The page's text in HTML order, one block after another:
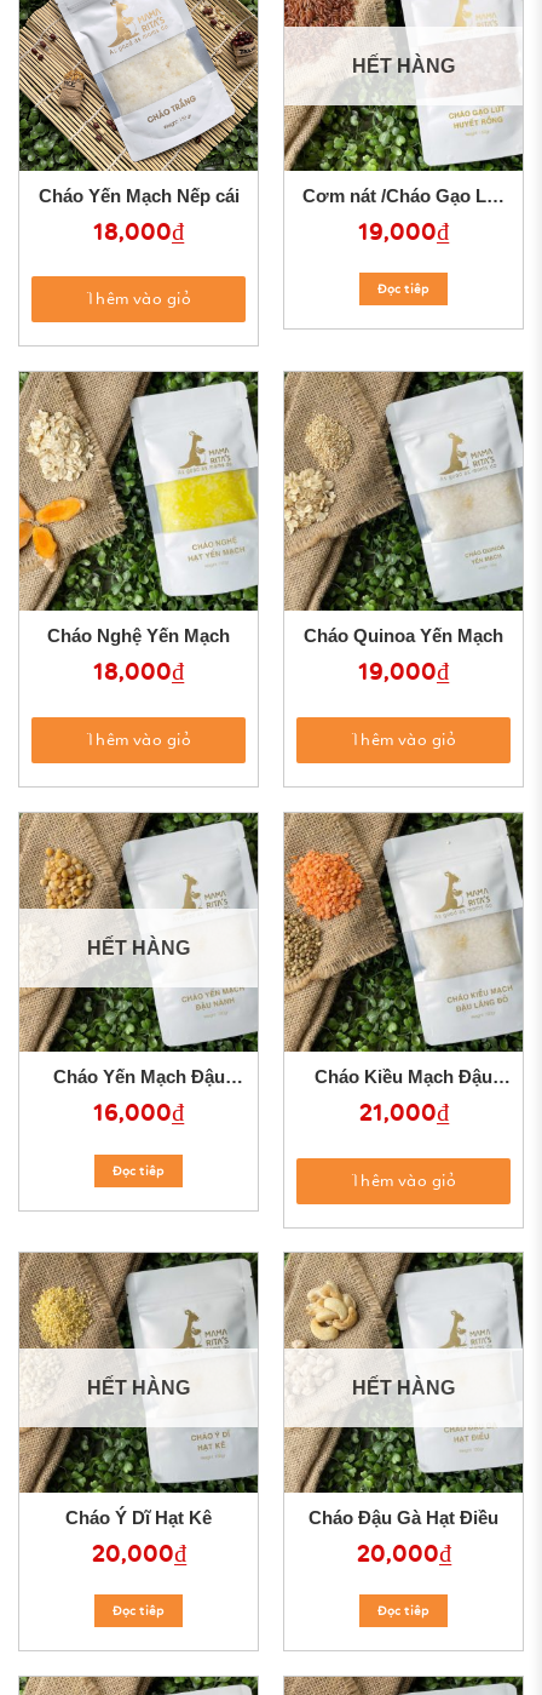
Cháo Yến Mạch Nếp cái
18,000₫
Thêm vào giỏ
HẾT HÀNG
Cơm nát /Cháo Gạo Lứt
Huyết Rồng
19,000₫
Đọc tiêp
Cháo Nghệ Yến Mạch
18,000₫
Thêm vào giỏ
Cháo Quinoa Yến Mạch
19,000₫
Thêm vào giỏ
HẾT HÀNG
Cháo Yến Mạch Đậu
Nành
16,000₫
Đọc tiêp
Cháo Kiều Mạch Đậu
Lăng
21,000₫
Thêm vào giỏ
HẾT HÀNG
Cháo Ý Dĩ Hạt Kê
20,000₫
Đọc tiêp
HẾT HÀNG
Cháo Đậu Gà Hạt Điều
20,000₫
Đọc tiêp